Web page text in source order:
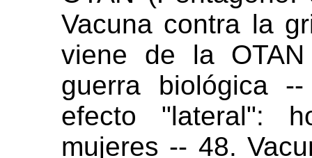
Vacuna contra la
viene de la OTAN
guerra biológica
efecto "lateral":
mujeres -- 48.